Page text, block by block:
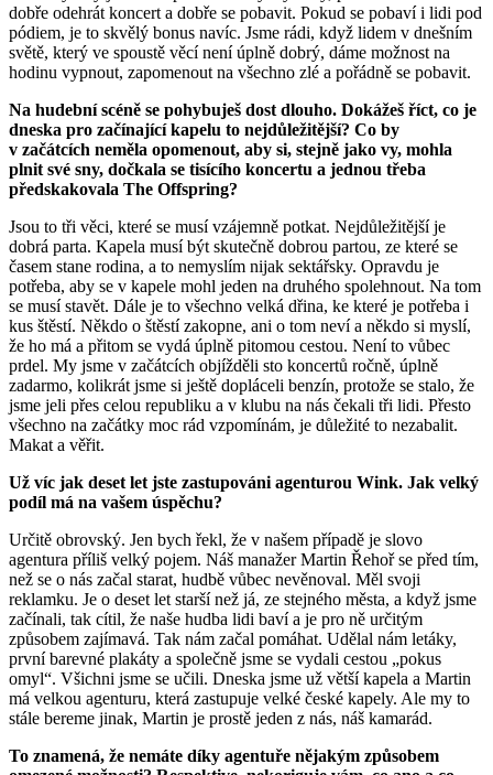
dobře odehrát koncert a dobře se pobavit. Pokud se pobaví i lidi pod
pódiem, je to skvělý bonus navíc. Jsme rádi, když lidem v dnešním
světě, který ve spoustě věcí není úplně dobrý, dáme možnost na
hodinu vypnout, zapomenout na všechno zlé a pořádně se pobavit.
Na hudební scéně se pohybuješ dost dlouho. Dokážeš říct, co je
dneska pro začínající kapelu to nejdůležitější? Co by
v začátcích neměla opomenout, aby si, stejně jako vy, mohla
plnit své sny, dočkala se tisícího koncertu a jednou třeba
předskakovala The Offspring?
Jsou to tři věci, které se musí vzájemně potkat. Nejdůležitější je
dobrá parta. Kapela musí být skutečně dobrou partou, ze které se
časem stane rodina, a to nemyslím nijak sektářsky. Opravdu je
potřeba, aby se v kapele mohl jeden na druhého spolehnout. Na tom
se musí stavět. Dále je to všechno velká dřina, ke které je potřeba i
kus štěstí. Někdo o štěstí zakopne, ani o tom neví a někdo si myslí,
že ho má a přitom se vydá úplně pitomou cestou. Není to vůbec
prdel. My jsme v začátcích objížděli sto koncertů ročně, úplně
zadarmo, kolikrát jsme si ještě dopláceli benzín, protože se stalo, že
jsme jeli přes celou republiku a v klubu na nás čekali tři lidi. Přesto
všechno na začátky moc rád vzpomínám, je důležité to nezabalit.
Makat a věřit.
Už víc jak deset let jste zastupováni agenturou Wink. Jak velký
podíl má na vašem úspěchu?
Určitě obrovský. Jen bych řekl, že v našem případě je slovo
agentura příliš velký pojem. Náš manažer Martin Řehoř se před tím,
než se o nás začal starat, hudbě vůbec nevěnoval. Měl svoji
reklamku. Je o deset let starší než já, ze stejného města, a když jsme
začínali, tak cítil, že naše hudba lidi baví a je pro ně určitým
způsobem zajímavá. Tak nám začal pomáhat. Udělal nám letáky,
první barevné plakáty a společně jsme se vydali cestou „pokus
omyl“. Všichni jsme se učili. Dneska jsme už větší kapela a Martin
má velkou agenturu, která zastupuje velké české kapely. Ale my to
stále bereme jinak, Martin je prostě jeden z nás, náš kamarád.
To znamená, že nemáte díky agentuře nějakým způsobem